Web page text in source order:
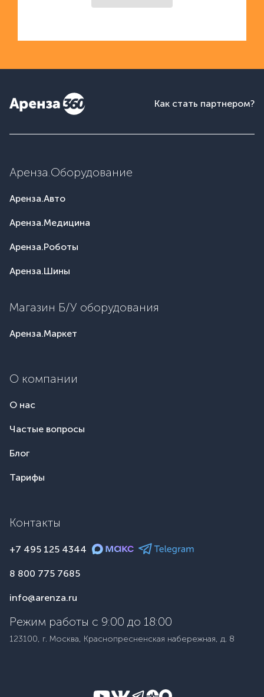
Как стать партнером?
Аренза.Оборудование
Аренза.Авто
Аренза.Медицина
Аренза.Роботы
Аренза.Шины
Магазин Б/У оборудования
Аренза.Маркет
О компании
О нас
Частые вопросы
Блог
Тарифы
Контакты
+7 495 125 4344
8 800 775 7685
info@arenza.ru
Режим работы с 9:00 до 18:00
123100, г. Москва, Краснопресненская набережная, д. 8